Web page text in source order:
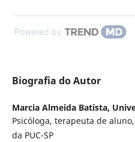
Powered by
Biografia do Autor
Marcia Almeida Batista,
Psicóloga, terapeuta de
da PUC-SP